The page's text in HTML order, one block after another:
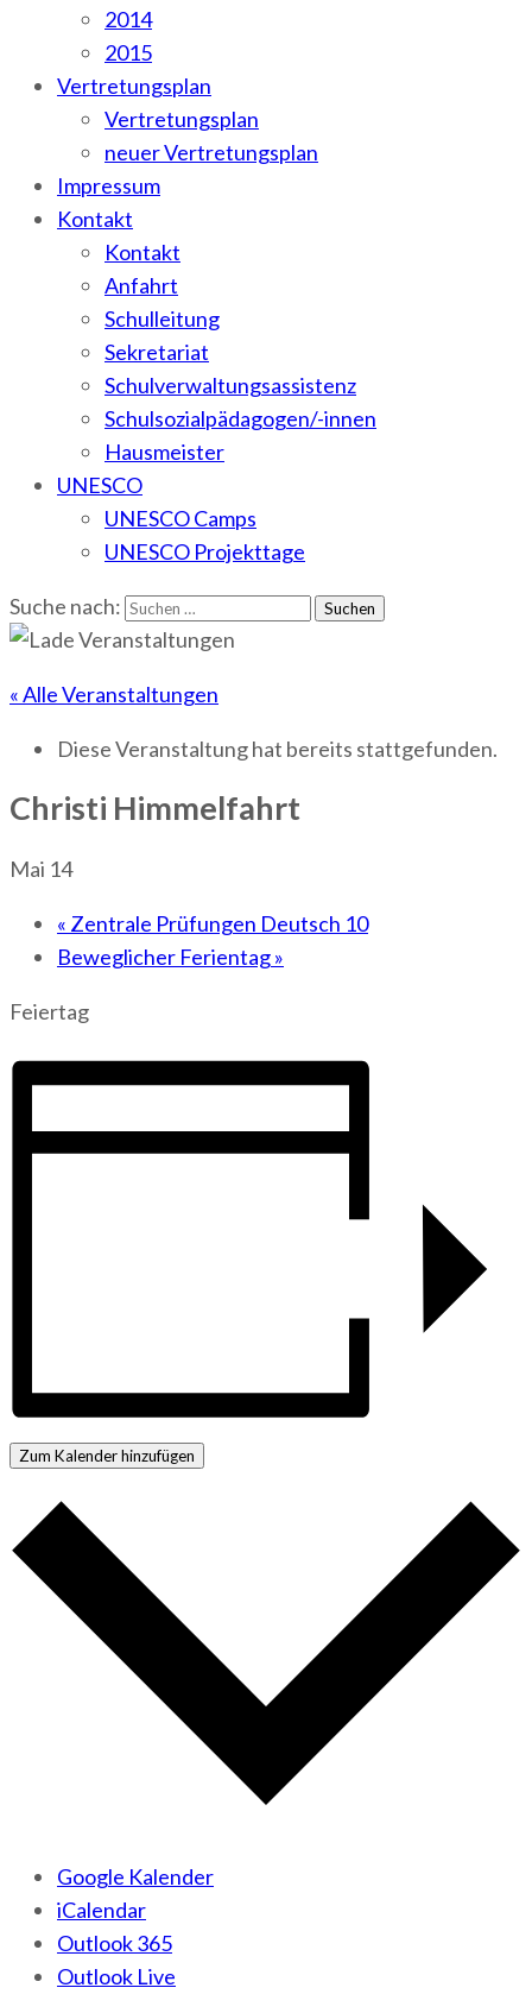
2014
2015
Vertretungsplan
Vertretungsplan
neuer Vertretungsplan
Impressum
Kontakt
Kontakt
Anfahrt
Schulleitung
Sekretariat
Schulverwaltungsassistenz
Schulsozialpädagogen/-innen
Hausmeister
UNESCO
UNESCO Camps
UNESCO Projekttage
Suche nach:
« Alle Veranstaltungen
Diese Veranstaltung hat bereits stattgefunden.
Christi Himmelfahrt
Mai 14
« Zentrale Prüfungen Deutsch 10
Beweglicher Ferientag»
Feiertag
Zum Kalender hinzufügen
Google Kalender
iCalendar
Outlook 365
Outlook Live